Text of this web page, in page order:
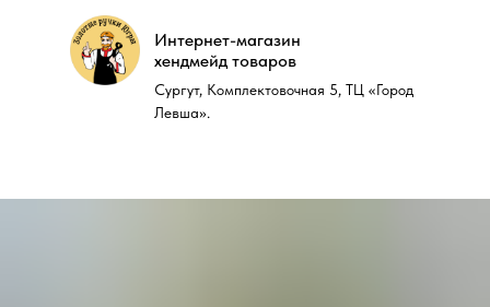
Интернет-магазин
хендмейд товаров
Сургут, Комплектовочная 5, ТЦ «Город
Левша».
Интернет-магазин
хендмейд товаров
Сургут, Комплектовочная 5, ТЦ «Город
Левша».